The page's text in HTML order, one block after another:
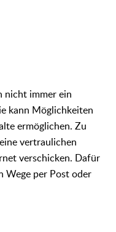
nicht immer ein
kann Möglichkeiten
ermöglichen. Zu
vertraulichen
verschicken. Dafür
Wege per Post oder